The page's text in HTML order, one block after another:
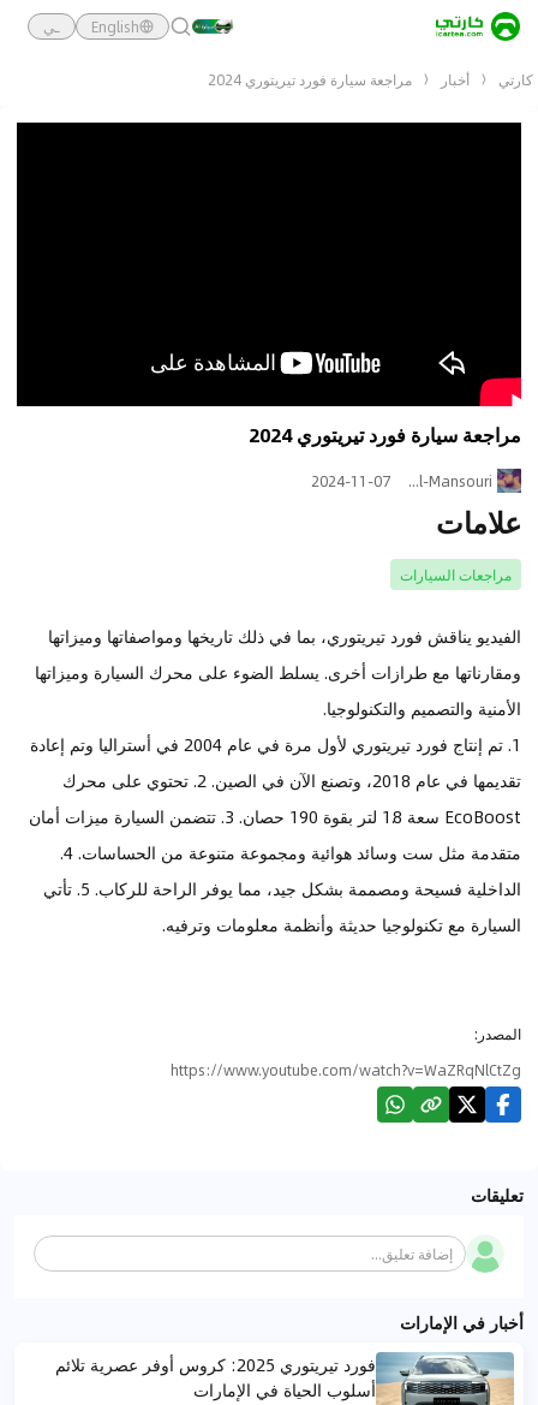
English ـي
كارتي أخبار مراجعة سيارة فورد تيريتوري 2024
مراجعة سيارة فورد تيريتوري 2024
Yasir Al-Mansouri
2024-11-07
علامات
مراجعات السيارات
الفيديو يناقش فورد تيريتوري، بما في ذلك تاريخها ومواصفاتها وميزاتها
ومقارناتها مع طرازات أخرى. يسلط الضوء على محرك السيارة وميزاتها
الأمنية والتصميم والتكنولوجيا.
1. تم إنتاج فورد تيريتوري لأول مرة في عام 2004 في أستراليا وتم إعادة
تقديمها في عام 2018، وتصنع الآن في الصين. 2. تحتوي على محرك
EcoBoost سعة 1.8 لتر بقوة 190 حصان. 3. تتضمن السيارة ميزات أمان
متقدمة مثل ست وسائد هوائية ومجموعة متنوعة من الحساسات. 4.
الداخلية فسيحة ومصممة بشكل جيد، مما يوفر الراحة للركاب. 5. تأتي
السيارة مع تكنولوجيا حديثة وأنظمة معلومات وترفيه.
المصدر:
https://www.youtube.com/watch?v=WaZRqNlCtZg
تعليقات
إضافة تعليق...
أخبار في الإمارات
فورد تيريتوري 2025: كروس أوفر عصرية تلائم
أسلوب الحياة في الإمارات